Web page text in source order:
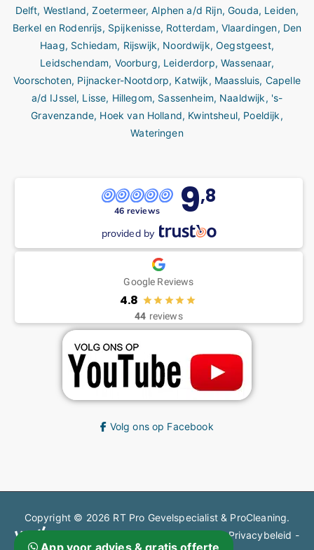
Delft, Westland,Zoetermeer,Alphen a/d Rijn,Gouda, Leiden,
Berkel en Rodenrijs, Spijkenisse, Rotterdam, Vlaardingen, Den
Haag, Schiedam, Rijswijk, Noordwijk,Oegstgeest,
Leidschendam, Voorburg, Leiderdorp,Wassenaar,
Voorschoten, Pijnacker-Nootdorp, Katwijk, Maassluis, Capelle
a/d IJssel, Lisse, Hillegom, Sassenheim, Naaldwijk, 's-
Gravenzande, Hoek van Holland, Kwintsheul, Poeldijk,
Wateringen
46 reviews 9,8
provided by
Google Reviews
4.8
44 reviews
Volg ons op Facebook
Copyright © 2026 RT Pro Gevelspecialist & ProCleaning.
en steigerbouw gecertificeerd bedrijf.Privacybeleid -
App voor advies & gratis offerte